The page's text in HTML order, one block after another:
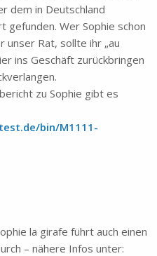
dem in Deutschland
gefunden. Wer Sophie schon
unser Rat, sollte ihr „au
ins Geschäft zurückbringen
zu Sophie gibt es
bin/M1111-
la girafe führt auch einen
– nähere Infos unter: